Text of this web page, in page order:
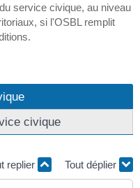
service civique, au niveau
si l'OSBL remplit
civique
replier Tout déplier